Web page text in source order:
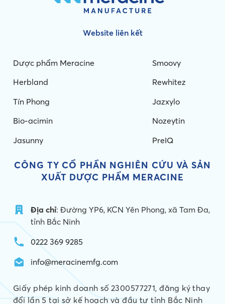
Website liên kết
Dược phẩm Meracine
Herbland
Tín Phong
Bio-acimin
Jasunny
Smoovy
Rewhitez
Jazxylo
Nozeytin
PreIQ
CÔNG TY CỔ PHẦN NGHIÊN CỨU VÀ SẢN
XUẤT DƯỢC PHẨM MERACINE
Địa chỉ: Đường YP6, KCN Yên Phong, xã Tam Đa,
tỉnh Bắc Ninh
0222 369 9285
info@meracinemfg.com
Giấy phép kinh doanh số 2300577271, đăng ký thay
đổi lần 5 tại sở kế hoạch và đầu tư tỉnh Bắc Ninh